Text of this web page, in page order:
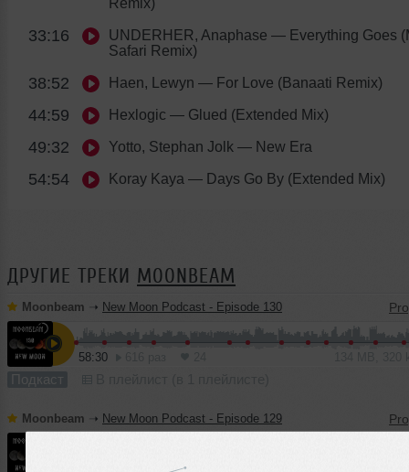
33:16 UNDERHER, Anaphase — Everything Goes
Safari Remix)
38:52 Haen, Lewyn — For Love (Banaati Remix)
44:59 Hexlogic — Glued (Extended Mix)
49:32 Yotto, Stephan Jolk — New Era
54:54 Koray Kaya — Days Go By (Extended Mix)
ДРУГИЕ ТРЕКИ MOONBEAM
Moonbeam ➝ New Moon Podcast - Episode 130
58:30
Подкаст
Moonbeam ➝ New Moon Podcast - Episode 129